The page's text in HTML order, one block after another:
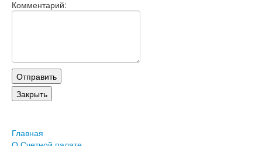
Комментарий:
Главная